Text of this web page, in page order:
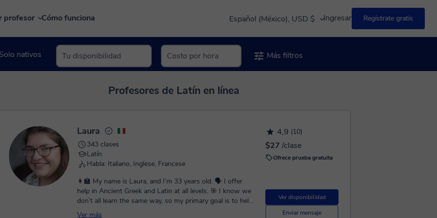
profesor Cómo funciona Español (México), USD $ Ingresar Regístrate gratis
Solo nativos Más filtros
Profesores de Latín en línea
4,9 (10)
$27 /clase
Ofrece prueba gratuita
Ver disponibilidad
Enviar mensaje
Laura
343 clases
Latín
Habla: Italiano, Inglese, Francese
👩‍🏫 My name is Laura, and I’m 33 years old. 🗣️ I offer
help in Ancient Greek and Latin at all levels. 🎯 I know we
don’t all learn the same way, so my primary goal is to help
students find their own personalized and effective way of
Ver más